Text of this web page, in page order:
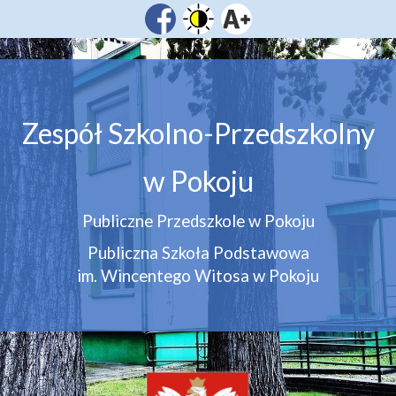
Zespół Szkolno-Przedszkolny
w Pokoju
Publiczne Przedszkole w Pokoju
Publiczna Szkoła Podstawowa
im. Wincentego Witosa w Pokoju